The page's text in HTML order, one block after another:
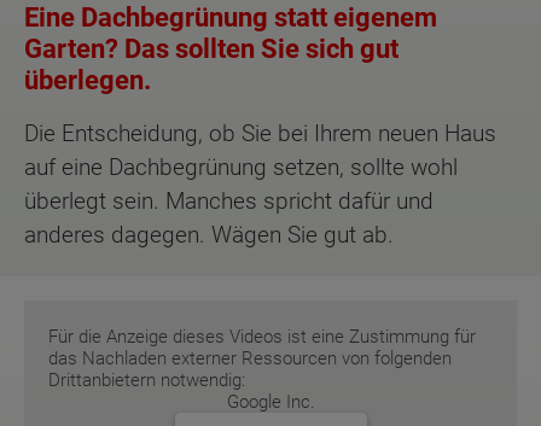
Eine Dachbegrünung statt eigenem
Garten? Das sollten Sie sich gut
überlegen.
Die Entscheidung, ob Sie bei Ihrem neuen Haus
auf eine Dachbegrünung setzen, sollte wohl
überlegt sein. Manches spricht dafür und
anderes dagegen. Wägen Sie gut ab.
Für die Anzeige dieses Videos ist eine Zustimmung für
das Nachladen externer Ressourcen von folgenden
Drittanbietern notwendig:
Google Inc.